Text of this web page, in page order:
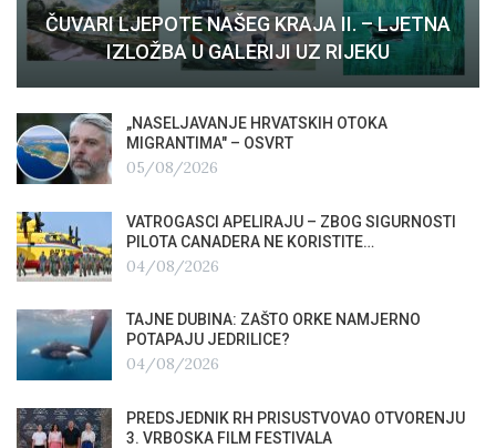
ČUVARI LJEPOTE NAŠEG KRAJA II. – LJETNA
IZLOŽBA U GALERIJI UZ RIJEKU
„NASELJAVANJE HRVATSKIH OTOKA
MIGRANTIMA″ – OSVRT
05/08/2026
VATROGASCI APELIRAJU – ZBOG SIGURNOSTI
PILOTA CANADERA NE KORISTITE…
04/08/2026
TAJNE DUBINA: ZAŠTO ORKE NAMJERNO
POTAPAJU JEDRILICE?
04/08/2026
PREDSJEDNIK RH PRISUSTVOVAO OTVORENJU
3. VRBOSKA FILM FESTIVALA